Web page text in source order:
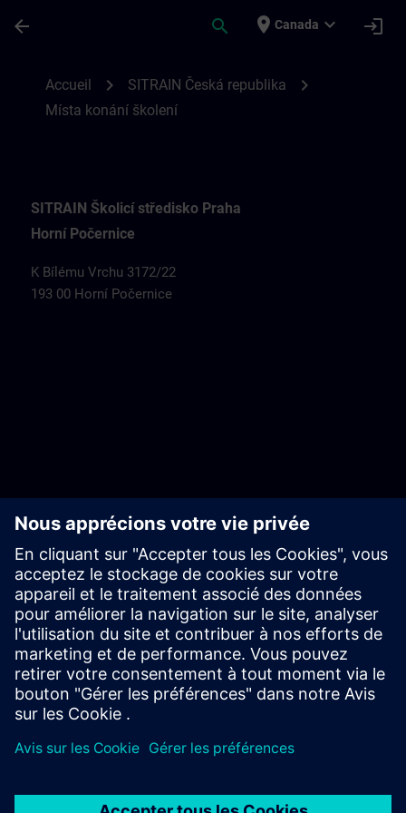
arrow_back search place Canada expand_more login
Accueil chevron_right SITRAIN Česká republika chevron_right
Místa konání školení
SITRAIN Školicí středisko Praha
Horní Počernice
K Bílému Vrchu 3172/22
193 00 Horní Počernice